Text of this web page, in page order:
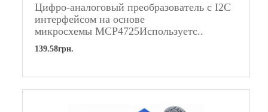
Цифро-аналоговый преобразователь с I2C
интерфейсом на основе
микросхемы MCP4725Используетс..
139.58грн.